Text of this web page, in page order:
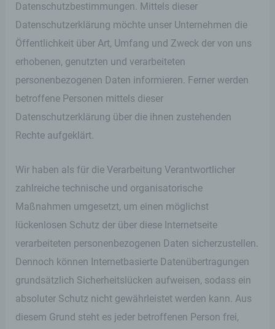
Datenschutzbestimmungen. Mittels dieser
Datenschutzerklärung möchte unser Unternehmen die
Öffentlichkeit über Art, Umfang und Zweck der von uns
erhobenen, genutzten und verarbeiteten
personenbezogenen Daten informieren. Ferner werden
betroffene Personen mittels dieser
Datenschutzerklärung über die ihnen zustehenden
Rechte aufgeklärt.
Wir haben als für die Verarbeitung Verantwortlicher
zahlreiche technische und organisatorische
Maßnahmen umgesetzt, um einen möglichst
lückenlosen Schutz der über diese Internetseite
verarbeiteten personenbezogenen Daten sicherzustellen.
Dennoch können Internetbasierte Datenübertragungen
grundsätzlich Sicherheitslücken aufweisen, sodass ein
absoluter Schutz nicht gewährleistet werden kann. Aus
diesem Grund steht es jeder betroffenen Person frei,